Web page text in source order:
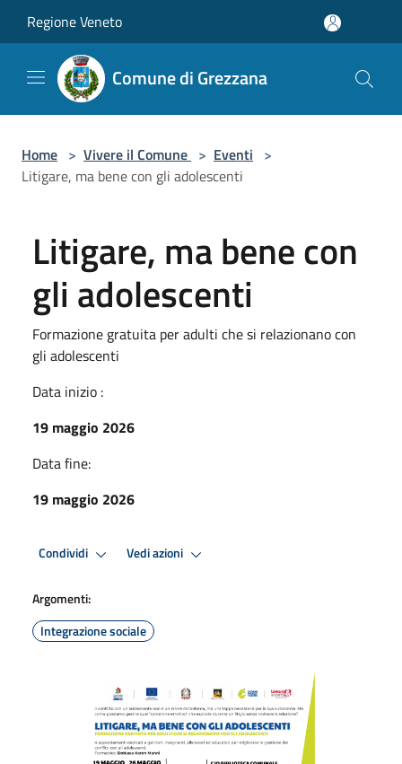
Regione Veneto
Comune di Grezzana
Home > Vivere il Comune > Eventi >
Litigare, ma bene con gli adolescenti
Litigare, ma bene con
gli adolescenti
Formazione gratuita per adulti che si relazionano con
gli adolescenti
Data inizio :
19 maggio 2026
Data fine:
19 maggio 2026
Condividi Vedi azioni
Argomenti:
Integrazione sociale